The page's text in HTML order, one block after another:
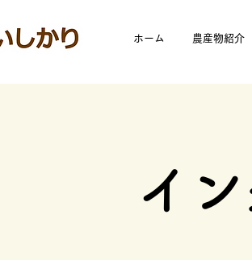
ホーム 農産物紹介
イ